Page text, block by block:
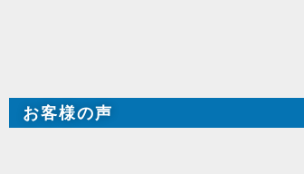
お客様の声